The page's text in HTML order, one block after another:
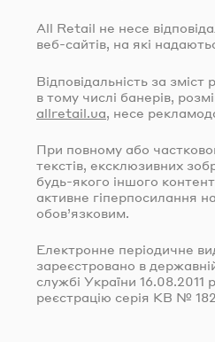
All Retail не несе
веб-сайтів, на які
Відповідальність за
в тому числі банерів,
allretail.ua , несе
При повному або
текстів, ексклюзивних
будь-якого іншого
активне гіперпосилання на
обов’язковим.
Електронне періодичне
зареєстровано в
службі України 16.08.2011
реєстрацію серія КВ №